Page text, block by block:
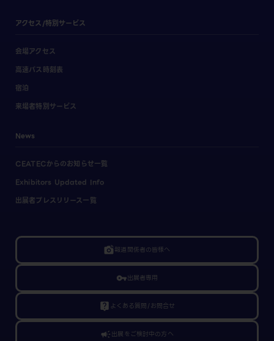
アクセス/特別サービス
会場アクセス
高速バス時刻表
宿泊
来場者特別サービス
News
CEATECからのお知らせ一覧
Exhibitors Updated Info
出展者プレスリリース一覧
linked_camera報道関係者の皆様へ
vpn_key出展者専用
live_help よくある質問/お問合せ
campaign出展をご検討中の方へ